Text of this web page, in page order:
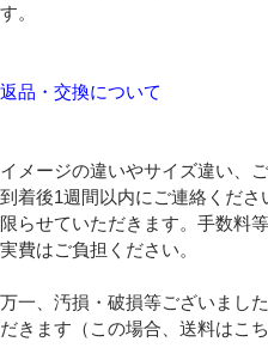
す。
返品・交換について
イメージの違いやサイズ違い、
到着後1週間以内にご連絡くだ
限らせていただきます。手数料
実費はご負担ください。
万一、汚損・破損等ございまし
だきます（この場合、送料はこ